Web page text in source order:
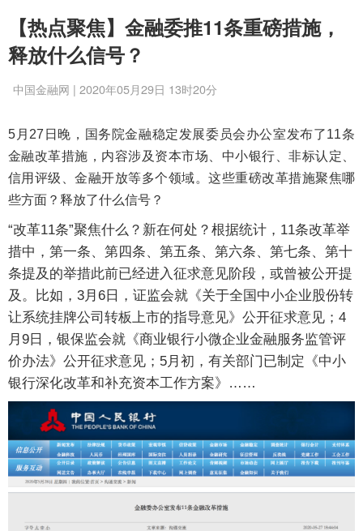
【热点聚焦】金融委推11条重磅措施，
释放什么信号？
中国金融网 | 2020年05月29日 13时20分
5月27日晚，国务院金融稳定发展委员会办公室发布了11条
金融改革措施，内容涉及资本市场、中小银行、非标认定、
信用评级、金融开放等多个领域。这些重磅改革措施聚焦哪
些方面？释放了什么信号？
“改革11条”聚焦什么？新在何处？根据统计，11条改革举
措中，第一条、第四条、第五条、第六条、第七条、第十
条提及的举措此前已经进入征求意见阶段，或曾被公开提
及。比如，3月6日，证监会就《关于全国中小企业股份转
让系统挂牌公司转板上市的指导意见》公开征求意见；4
月9日，银保监会就《商业银行小微企业金融服务监管评
价办法》公开征求意见；5月初，有关部门已制定《中小
银行深化改革和补充资本工作方案》……